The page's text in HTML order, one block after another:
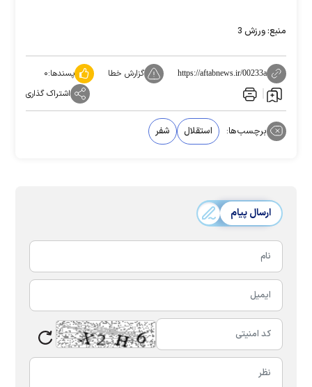
منبع: ورزش 3
https://aftabnews.ir/00233a گزارش خطا پسندها:۰
اشتراک گذاری
برچسب‌ها: استقلال شفر
ارسال پیام